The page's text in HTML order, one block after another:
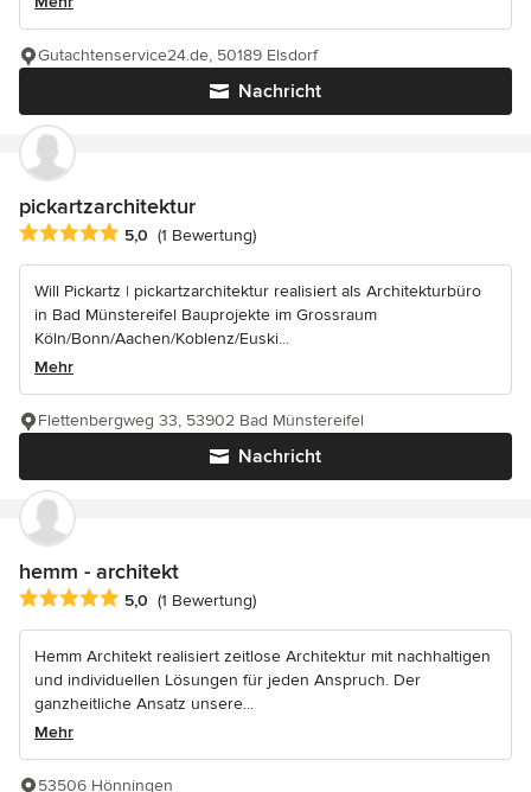
Nachricht
Gutachtenservice24.de, 50189 Elsdorf
pickartzarchitektur
Durchschnittliche Bewertung: 5 von 5 Sternen
5,0 (1 Bewertung)
Will Pickartz | pickartzarchitektur realisiert als Architekturbüro
in Bad Münstereifel Bauprojekte im Grossraum
Köln/Bonn/Aachen/Koblenz/Euski...
Mehr
Nachricht
Flettenbergweg 33, 53902 Bad Münstereifel
hemm - architekt
Durchschnittliche Bewertung: 5 von 5 Sternen
5,0 (1 Bewertung)
Hemm Architekt realisiert zeitlose Architektur mit nachhaltigen
und individuellen Lösungen für jeden Anspruch. Der
ganzheitliche Ansatz unsere...
Mehr
53506 Hönningen